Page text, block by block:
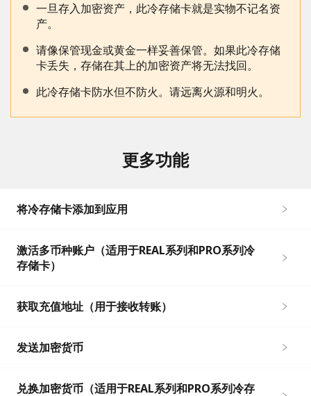
一旦存入加密资产，此冷存储卡就是实物不记名资
产。
请像保管现金或黄金一样妥善保管。如果此冷存储
卡丢失，存储在其上的加密资产将无法找回。
此冷存储卡防水但不防火。请远离火源和明火。
更多功能
将冷存储卡添加到应用
激活多币种账户（适用于REAL系列和PRO系列冷
存储卡）
获取充值地址（用于接收转账）
发送加密货币
兑换加密货币（适用于REAL系列和PRO系列冷存